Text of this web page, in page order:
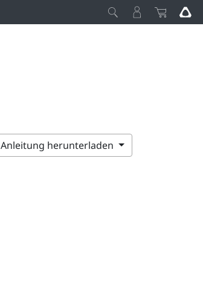
Anleitung herunterladen